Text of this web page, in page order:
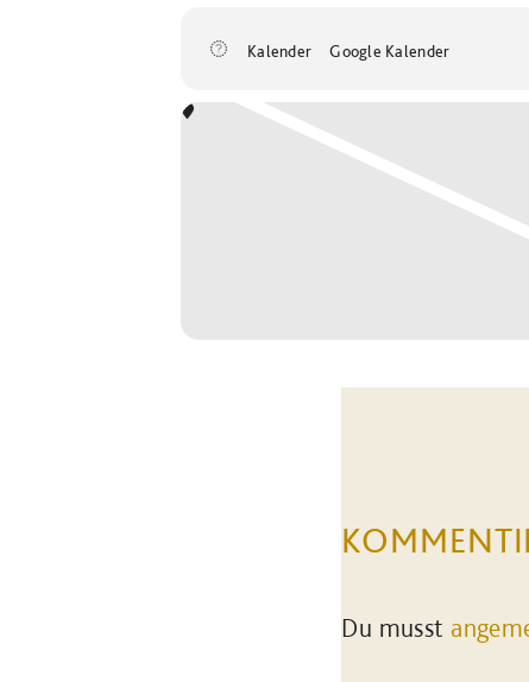
Kalender Google Kalender
Du musst